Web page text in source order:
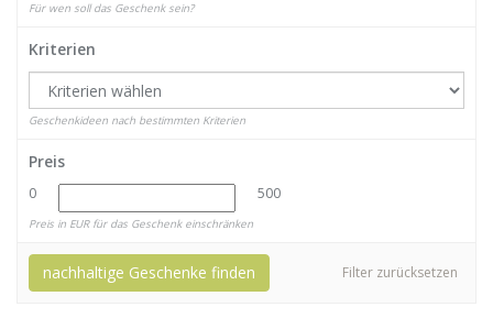
Für wen soll das Geschenk sein?
Kriterien
Geschenkideen nach bestimmten Kriterien
Preis
0 500
Preis in EUR für das Geschenk einschränken
Filter zurücksetzen
nachhaltige Geschenke finden